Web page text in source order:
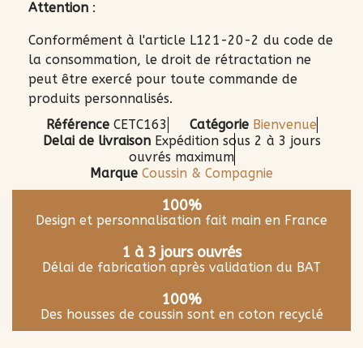
Attention :
Conformément à l'article L121-20-2 du code de
la consommation, le droit de rétractation ne
peut être exercé pour toute commande de
produits personnalisés.
Référence CETC163 Catégorie Bienvenue
Delai de livraison Expédition sous 2 à 3 jours
ouvrés maximum
Marque Coussin & Compagnie
100%
Design et personnalisation fait main en France
1 à 3 jours ouvrés
Délai de fabrication après validation du BAT
100%
Des housses de coussin sont en coton recyclé